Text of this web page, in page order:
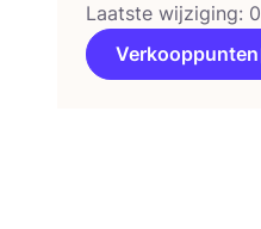
Laatste wijziging:
Verkooppunten